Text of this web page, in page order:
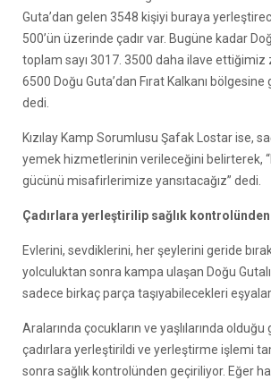
Guta’dan gelen 3548 kişiyi buraya
500’ün üzerinde çadır var. Bugüne kadar
toplam sayı 3017. 3500 daha ilave ettiğimiz
6500 Doğu Guta’dan Fırat Kalkanı bölgesine
dedi.
Kızılay Kamp Sorumlusu Şafak Lostar ise,
yemek hizmetlerinin verileceğini belirterek,
gücünü misafirlerimize yansıtacağız” dedi.
Çadırlara yerleştirilip sağlık
Evlerini, sevdiklerini, her şeylerini geride
yolculuktan sonra kampa ulaşan Doğu
sadece birkaç parça taşıyabilecekleri eşyaları
Aralarında çocukların ve yaşlılarında
çadırlara yerleştirildi ve yerleştirme işlemi
sonra sağlık kontrolünden geçiriliyor. Eğer